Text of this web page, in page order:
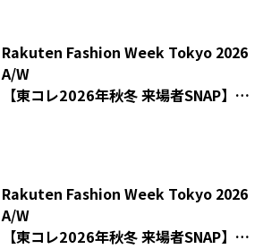
Rakuten Fashion Week Tokyo 2026
A/W
【東コレ2026年秋冬 来場者SNAP】
Rakuten Fashion Week Tokyo 2026
A/W
【東コレ2026年秋冬 来場者SNAP】